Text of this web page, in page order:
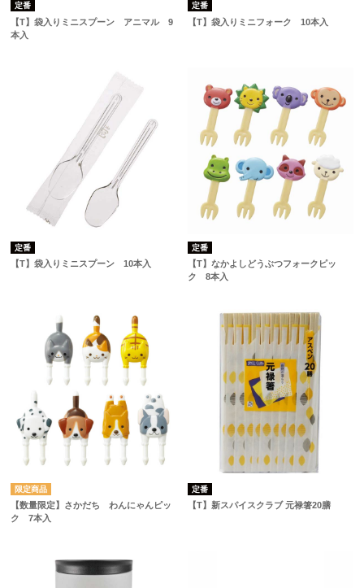
定番
【T】袋入りミニスプーン アニマル 9
本入
定番
【T】袋入りミニフォーク 10本入
定番
【T】袋入りミニスプーン 10本入
定番
【T】なかよしどうぶつフォークピッ
ク 8本入
【数量限定】さかだち わんにゃんピッ
ク 7本入
定番
【T】新スパイスクラブ 元禄箸20膳